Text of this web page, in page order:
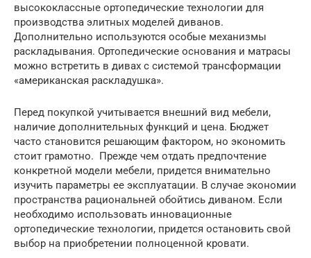
высококлассные ортопедические технологии для
производства элитных моделей диванов.
Дополнительно используются особые механизмы
раскладывания. Ортопедические основания и матрасы
можно встретить в дивах с системой трансформации
«американская раскладушка».
Перед покупкой учитывается внешний вид мебели,
наличие дополнительных функций и цена. Бюджет
часто становится решающим фактором, но экономить
стоит грамотно. Прежде чем отдать предпочтение
конкретной модели мебели, придется внимательно
изучить параметры ее эксплуатации. В случае экономии
пространства рациональней обойтись диваном. Если
необходимо использовать инновационные
ортопедические технологии, придется остановить свой
выбор на приобретении полноценной кровати.